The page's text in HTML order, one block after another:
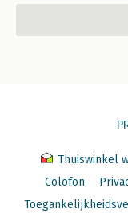
Thuiswinkel
Colofon